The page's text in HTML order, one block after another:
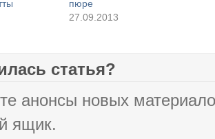
пюре
27.09.2013
статья?
анонсы новых
ящик.